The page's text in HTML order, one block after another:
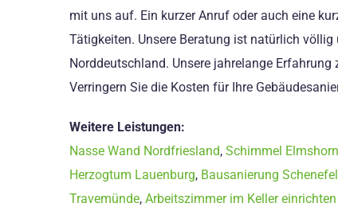
mit uns auf. Ein kurzer Anruf oder auch eine
Tätigkeiten. Unsere Beratung ist natürlich
Norddeutschland. Unsere jahrelange Erfahrung
Verringern Sie die Kosten für Ihre
Weitere Leistungen:
Nasse Wand Nordfriesland, Schimmel Elmshorn
Herzogtum Lauenburg, Bausanierung
Travemünde, Arbeitszimmer im Keller